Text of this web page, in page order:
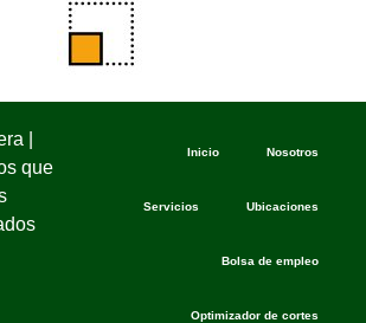
|
que
Inicio Nosotros
Servicios Ubicaciones
Bolsa de empleo
Optimizador de cortes